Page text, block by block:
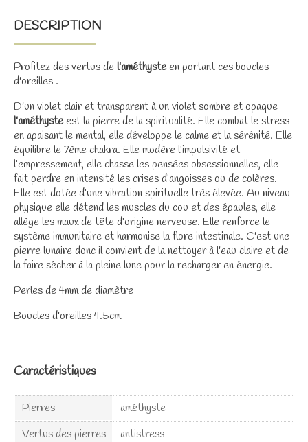
DESCRIPTION
Profitez des vertus del'améthysteen portant ces boucles
d'oreilles .
D'un violet clair et transparent à un violet sombre et opaque
l'améthysteest la pierre de la spiritualité. Elle combat le stress
en apaisant le mental, elle développe le calme et la sérénité. Elle
équilibre le 7ème chakra. Elle modère l’impulsivité et
l’empressement, elle chasse les pensées obsessionnelles, elle
fait perdre en intensité les crises d’angoisses ou de colères.
Elle est dotée d’une vibration spirituelle très élevée. Au niveau
physique elle détend les muscles du cou et des épaules, elle
allège les maux de tête d’origine nerveuse. Elle renforce le
système immunitaire et harmonise la flore intestinale. C'est une
pierre lunaire donc il convient de la nettoyer à l'eau claire et de
la faire sécher à la pleine lune pour la recharger en énergie.
Perles de 4mm de diamètre
Boucles d'oreilles 4.5cm
Caractéristiques
Pierres
améthyste
Vertus des pierres
antistress